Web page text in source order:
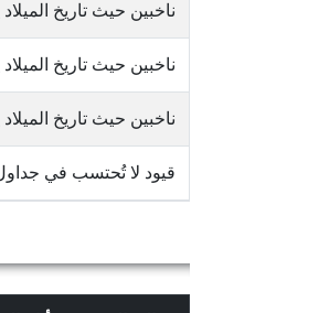
ناخبين حيث تاريخ
ناخبين حيث تاريخ الميلاد
ناخبين حيث تاريخ الميلاد
قيود لا تُحتسب في